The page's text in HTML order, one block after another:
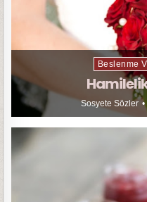
Beslenme
Sosyete Sözler